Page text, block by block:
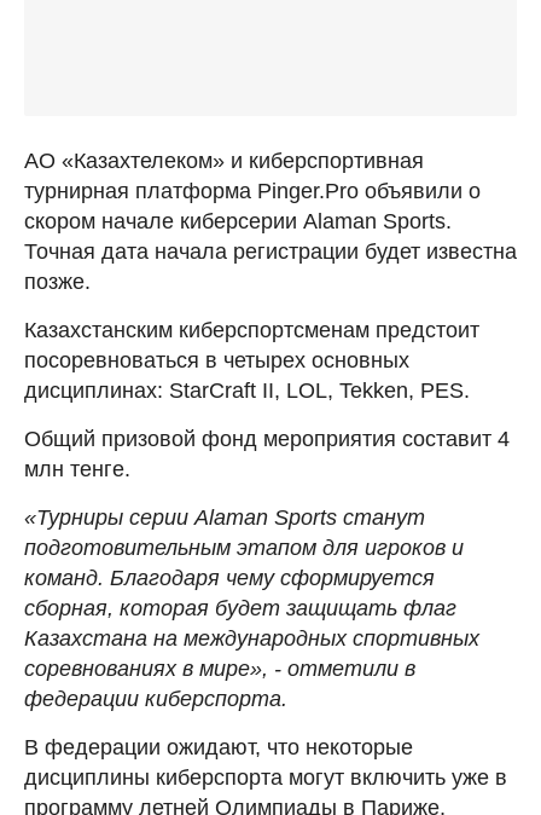
АО «Казахтелеком» и киберспортивная
турнирная платформа Pinger.Pro объявили о
скором начале киберсерии Alaman Sports.
Точная дата начала регистрации будет известна
позже.
Казахстанским киберспортсменам предстоит
посоревноваться в четырех основных
дисциплинах: StarСraft II, LOL, Tekken, PES.
Общий призовой фонд мероприятия составит 4
млн тенге.
«Турниры серии Alaman Sports станут
подготовительным этапом для игроков и
команд. Благодаря чему сформируется
сборная, которая будет защищать флаг
Казахстана на международных спортивных
соревнованиях в мире», - отметили в
федерации киберспорта.
В федерации ожидают, что некоторые
дисциплины киберспорта могут включить уже в
программу летней Олимпиады в Париже,